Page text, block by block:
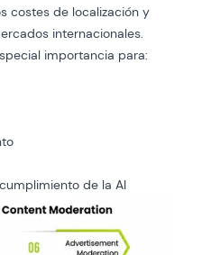
costes de localización y
internacionales.
importancia para:
de la AI